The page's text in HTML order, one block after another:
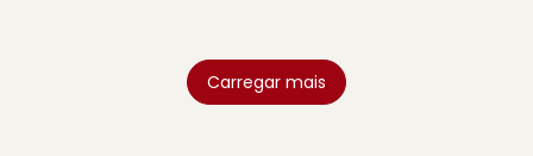
Carregar mais